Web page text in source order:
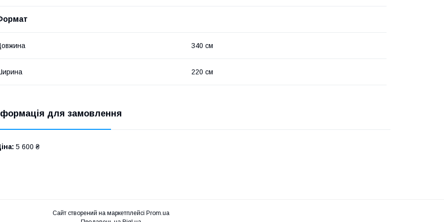
340 см
220 см
для замовлення
5 600 ₴
Сайт створений на маркетплейсі Prom.ua